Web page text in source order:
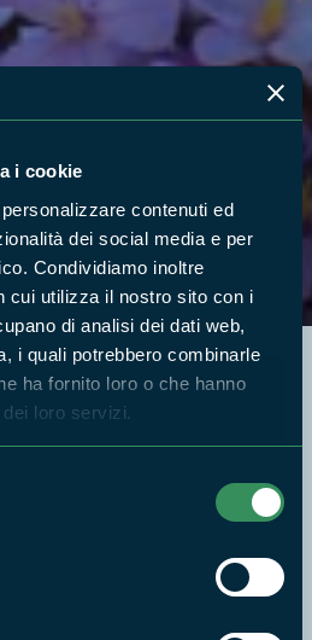
i cookie
contenuti ed
dei social media e per
Condividiamo inoltre
cui utilizza il nostro sito con i
di analisi dei dati web,
i quali potrebbero combinarle
ha fornito loro o che hanno
loro servizi.
vuoi fare?